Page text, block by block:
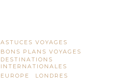
ASTUCES VOYAGES
BONS PLANS VOYAGES
DESTINATIONS
INTERNATIONALES
EUROPE
LONDRES